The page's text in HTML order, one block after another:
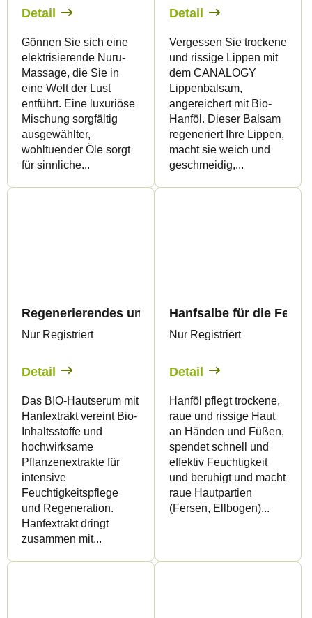
Detail
Gönnen Sie sich eine
elektrisierende Nuru-
Massage, die Sie in
eine Welt der Lust
entführt. Eine luxuriöse
Mischung sorgfältig
ausgewählter,
wohltuender Öle sorgt
für sinnliche...
Detail
Vergessen Sie trockene
und rissige Lippen mit
dem CANALOGY
Lippenbalsam,
angereichert mit Bio-
Hanföl. Dieser Balsam
regeneriert Ihre Lippen,
macht sie weich und
geschmeidig,...
Regenerierendes und feuchtigkeitsspendendes
Nur Registriert
Detail
Das BIO-Hautserum mit
Hanfextrakt vereint Bio-
Inhaltsstoffe und
hochwirksame
Pflanzenextrakte für
intensive
Feuchtigkeitspflege
und Regeneration.
Hanfextrakt dringt
zusammen mit...
Hanfsalbe für die
Nur Registriert
Detail
Hanföl pflegt trockene,
raue und rissige Haut
an Händen und Füßen,
spendet schnell und
effektiv Feuchtigkeit
und beruhigt und macht
raue Hautpartien
(Fersen, Ellbogen)...